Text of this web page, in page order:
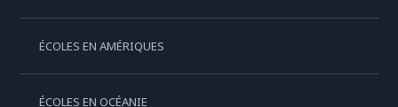
ÉCOLES EN AMÉRIQUES
ÉCOLES EN OCÉANIE